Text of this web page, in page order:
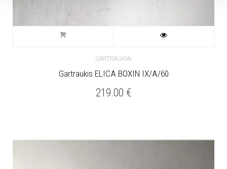
GARTRAUKIAI
Gartraukis ELICA BOXIN IX/A/60
219.00 €